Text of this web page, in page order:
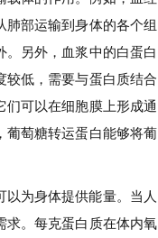
部运输到身体的各个组
另外，血浆中的白蛋白
较低，需要与蛋白质结合
们可以在细胞膜上形成通
葡萄糖转运蛋白能够将葡
为身体提供能量。当人
求。每克蛋白质在体内氧